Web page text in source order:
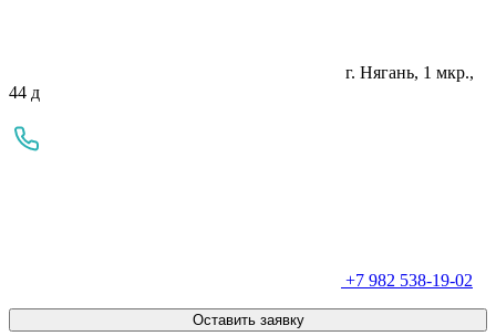
г. Нягань, 1 мкр.,
44 д
+7 982 538-19-02
Оставить заявку